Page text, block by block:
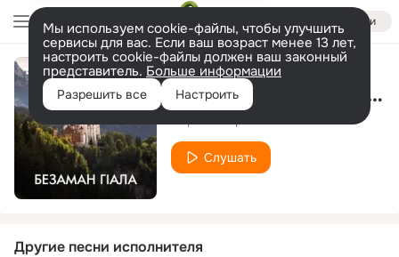
Войти
Мы используем cookie-файлы, чтобы улучшить
сервисы для вас. Если ваш возраст менее 13 лет,
настроить cookie-файлы должен ваш законный
представитель. Больше информации
Разрешить все Настроить Ца тайна безам (Неудачная любовь)
Слушать
Другие песни исполнителя